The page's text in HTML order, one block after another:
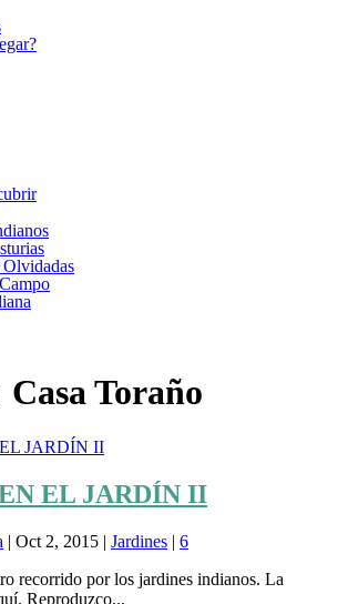
Casa Toraño
EL JARDÍN II
| Oct 2, 2015 | Jardines | 6
recorrido por los jardines indianos. La
Reproduzco...